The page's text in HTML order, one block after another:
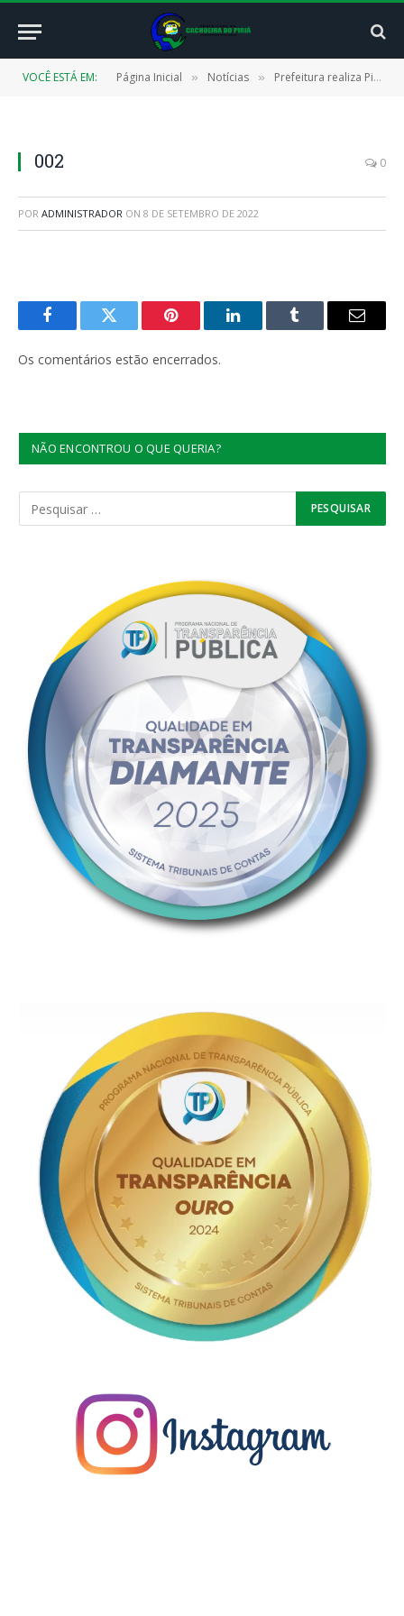
VOCÊ ESTÁ EM: Página Inicial » Notícias » Prefeitura realiza Piseiro da Independência em comemoração ao 7 de setembro
002 0
POR ADMINISTRADOR ON 8 DE SETEMBRO DE 2022
FacebookTwitter Pinterest LinkedInTumblr
E-
Os comentários estão encerrados.
NÃO ENCONTROU O QUE QUERIA?